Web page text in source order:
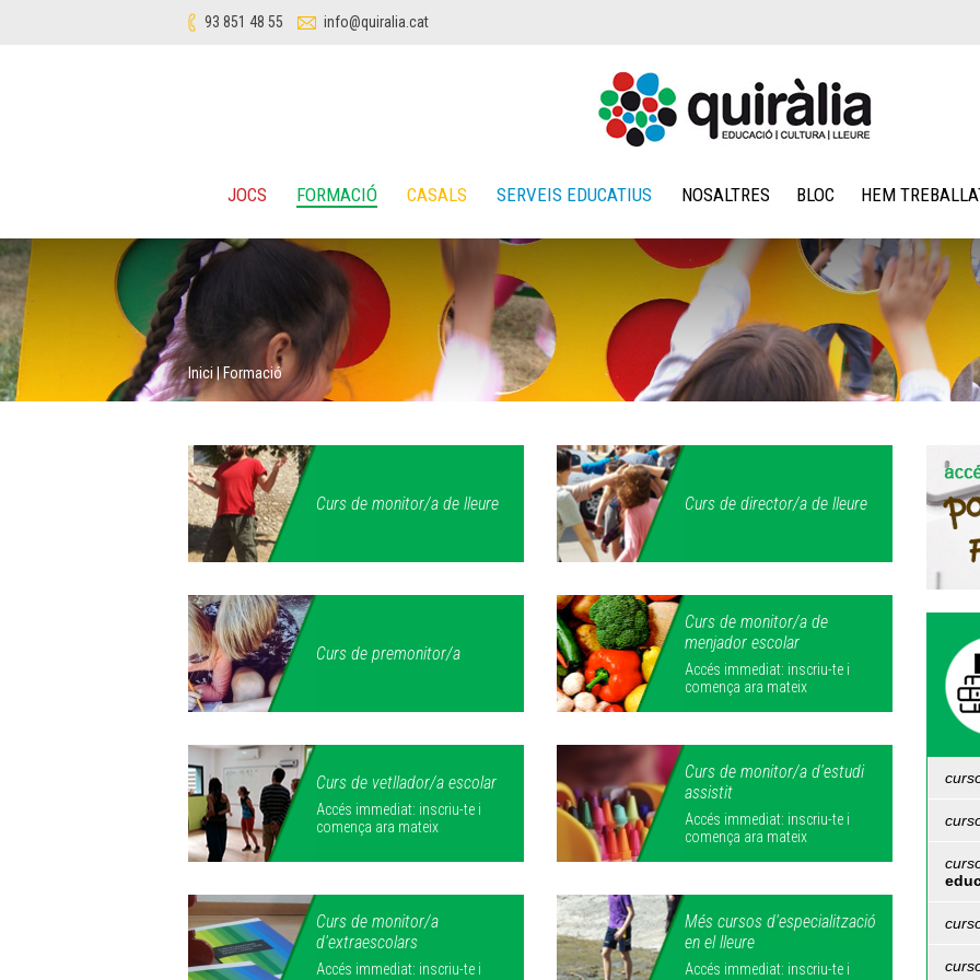
93 851 48 55 info@quiralia.cat
JOCS FORMACIÓ CASALS SERVEIS EDUCATIUS NOSALTRES BLOC HEM
Inici|Formació
Per
Curs de monitor/a de lleure Curs de director/a de lleure
Curs de premonitor/a
Curs de monitor/a de
menjador escolar
Accés immediat: inscriu-te i
comença ara mateix
Curs de vetllador/a escolar
Accés immediat: inscriu-te i
comença ara mateix
Curs de monitor/a d'estudi
assistit
Accés immediat: inscriu-te i
comença ara mateix
Curs de monitor/a
d'extraescolars
Accés immediat: inscriu-te i
Més cursos d'especialització
en el lleure
Accés immediat: inscriu-te i